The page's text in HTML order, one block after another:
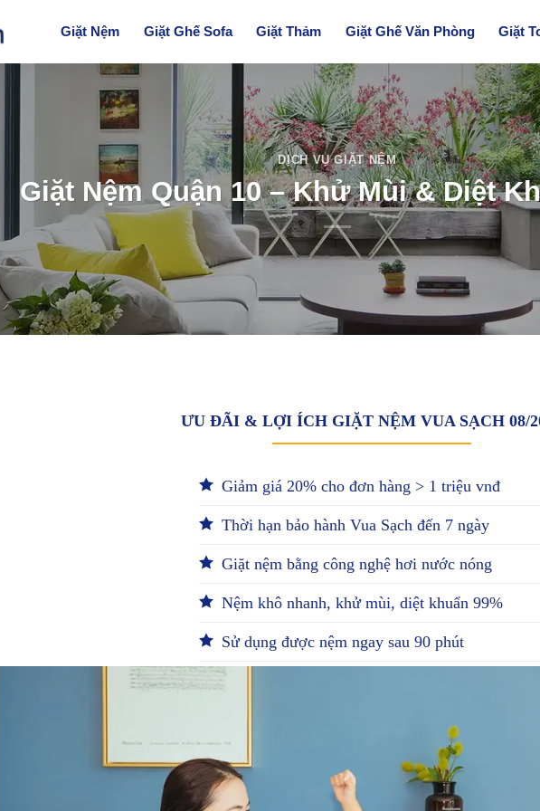
Giặt Nệm Giặt Ghế Sofa Giặt Thảm Giặt Ghế Văn Phòng Giặt
DỊCH VỤ GIẶT NỆM
Giặt Nệm Quận 10 – Khử Mùi & Diệt
ƯU ĐÃI & LỢI ÍCH GIẶT NỆM VUA SẠCH 08/
Giảm giá 20% cho đơn hàng > 1 triệu vnđ
Thời hạn bảo hành Vua Sạch đến 7 ngày
Giặt nệm bằng công nghệ hơi nước nóng
Nệm khô nhanh, khử mùi, diệt khuẩn 99%
Sử dụng được nệm ngay sau 90 phút